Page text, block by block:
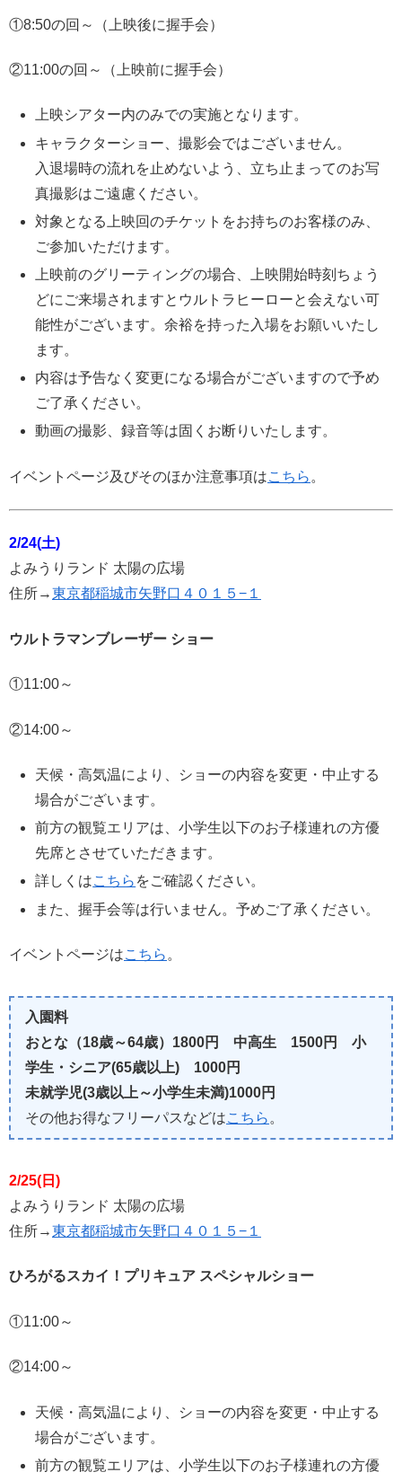
①8:50の回～（上映後に握手会）
②11:00の回～（上映前に握手会）
上映シアター内のみでの実施となります。
キャラクターショー、撮影会ではございません。
入退場時の流れを止めないよう、立ち止まってのお写
真撮影はご遠慮ください。
対象となる上映回のチケットをお持ちのお客様のみ、
ご参加いただけます。
上映前のグリーティングの場合、上映開始時刻ちょう
どにご来場されますとウルトラヒーローと会えない可
能性がございます。余裕を持った入場をお願いいたし
ます。
内容は予告なく変更になる場合がございますので予め
ご了承ください。
動画の撮影、録音等は固くお断りいたします。
イベントページ及びそのほか注意事項はこちら 。
2/24(土)
よみうりランド 太陽の広場
住所→東京都稲城市矢野口４０１５−１
ウルトラマンブレーザー ショー
①11:00～
②14:00～
天候・高気温により、ショーの内容を変更・中止する
場合がございます。
前方の観覧エリアは、小学生以下のお子様連れの方優
先席とさせていただきます。
詳しくはこちら をご確認ください。
また、握手会等は行いません。予めご了承ください。
イベントページはこちら 。
入園料
おとな（18歳～64歳）1800円 中高生 1500円 小
学生・シニア(65歳以上) 1000円
未就学児(3歳以上～小学生未満)1000円
その他お得なフリーパスなどはこちら 。
2/25(日)
よみうりランド 太陽の広場
住所→東京都稲城市矢野口４０１５−１
ひろがるスカイ！プリキュア スペシャルショー
①11:00～
②14:00～
天候・高気温により、ショーの内容を変更・中止する
場合がございます。
前方の観覧エリアは、小学生以下のお子様連れの方優